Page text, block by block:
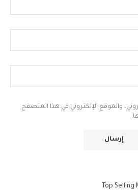
والموقع الإلكتروني في هذا المتصفح